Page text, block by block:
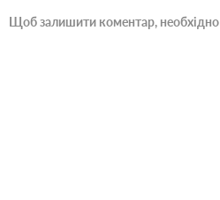
Щоб залишити коментар, необхідно